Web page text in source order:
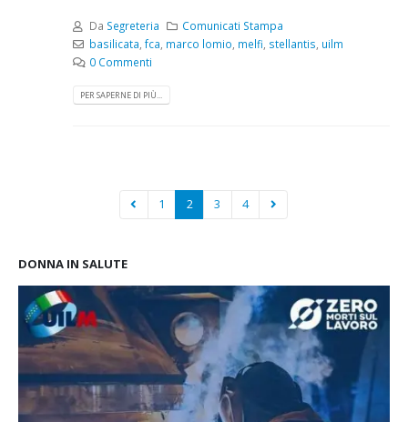
Da Segreteria
Comunicati Stampa
basilicata fca marco lomio melfi stellantis uilm
0 Commenti
PER SAPERNE DI PIÙ...
1 2 3 4
DONNA IN SALUTE